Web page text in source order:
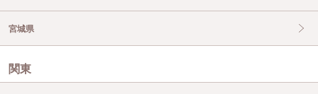
宮城県
関東